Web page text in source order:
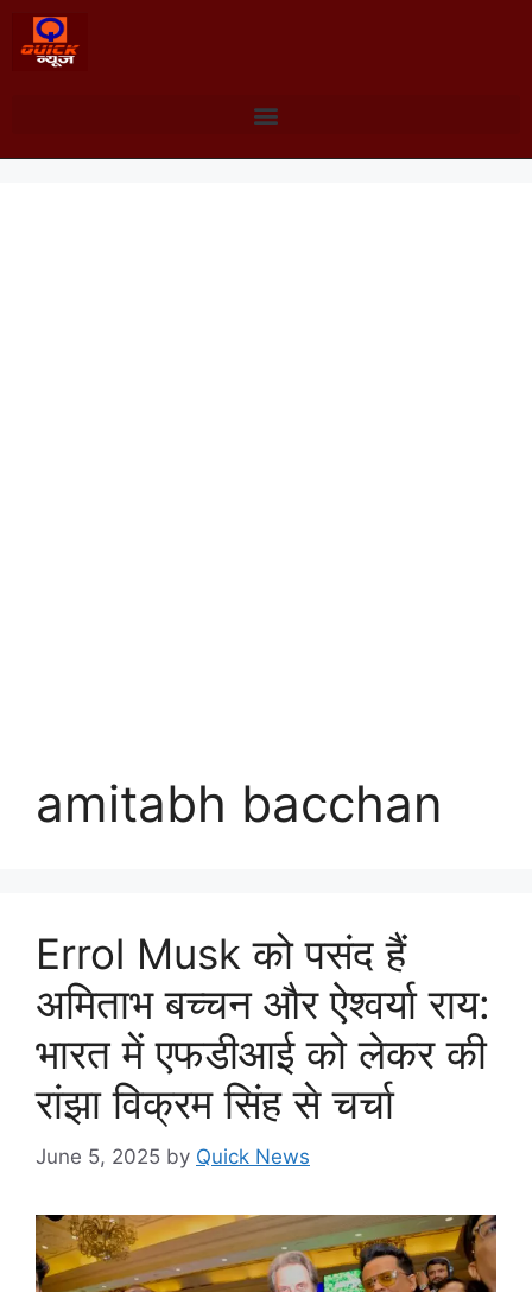
amitabh bacchan
Errol Musk को पसंद हैं
अमिताभ बच्चन और ऐश्वर्या राय:
भारत में एफडीआई को लेकर की
रांझा विक्रम सिंह से चर्चा
June 5, 2025 by Quick News